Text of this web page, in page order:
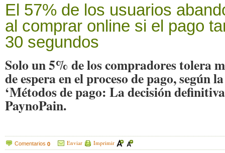
El 57% de los usuarios
al comprar online si el pago
30 segundos
Solo un 5% de los compradores tolera
de espera en el proceso de pago, según
‘Métodos de pago: La decisión
PaynoPain.
Comentarios 0 Enviar Imprimir